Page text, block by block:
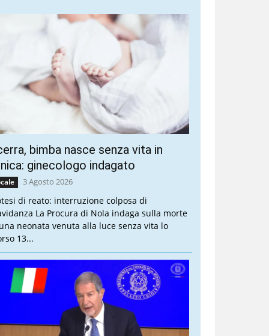
bimba nasce senza vita in
ginecologo indagato
3 Agosto 2026
di reato: interruzione colposa di
La Procura di Nola indaga sulla morte
neonata venuta alla luce senza vita lo
13...